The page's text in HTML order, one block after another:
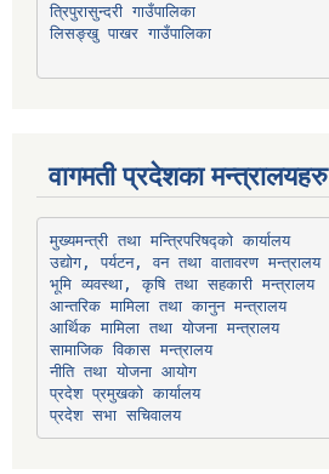
त्रिपुरासुन्दरी गाउँपालिका
लिसङ्खु पाखर गाउँपालिका
वागमती प्रदेशका मन्त्रालयहरु
मुख्यमन्त्री तथा मन्त्रिपरिषद्को कार्यालय
उद्योग, पर्यटन, वन तथा वातावरण मन्त्रालय
भूमि व्यवस्था, कृषि तथा सहकारी मन्त्रालय
आन्तरिक मामिला तथा कानुन मन्त्रालय
आर्थिक मामिला तथा योजना मन्त्रालय
सामाजिक विकास मन्त्रालय
नीति तथा योजना आयोग
प्रदेश प्रमुखको कार्यालय
प्रदेश सभा सचिवालय